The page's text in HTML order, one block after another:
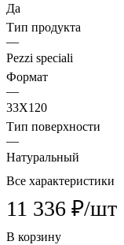
Да
Тип продукта
—
Pezzi speciali
Формат
—
33X120
Тип поверхности
—
Натуральный
Все характеристики
11 336 ₽/шт
В корзину